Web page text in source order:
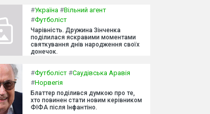
#Україна #Вільний агент
#Футболіст
Чарівність. Дружина Зінченка
поділилася яскравими моментами
святкування днів народження своїх
донечок.
#Футболіст #Саудівська Аравія
#Норвегія
Блаттер поділився думкою про те,
хто повинен стати новим керівником
ФІФА після Інфантіно.